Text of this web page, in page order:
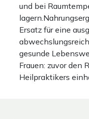
und bei
Ersatz für eine
gesunde
Frauen: zuvor den
Heilpraktikers